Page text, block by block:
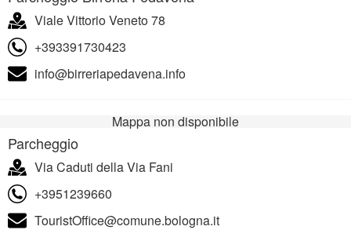
Viale Vittorio Veneto 78
+393391730423
info@birreriapedavena.info
Mappa non disponibile
Parcheggio
Via Caduti della Via Fani
+3951239660
TouristOffice@comune.bologna.it